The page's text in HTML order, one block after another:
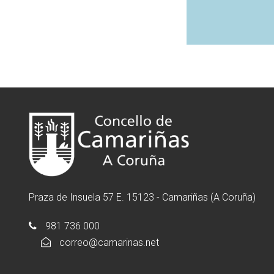
Praza de Insuela 57 E. 15123 - Camariñas (A Coruña)
981 736 000
correo@camarinas.net